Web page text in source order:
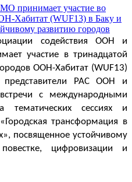
содействия ООН и
участие в тринадцатой
ООН-Хабитат (WUF13)
РАС ООН и
с международными
тематических сессиях и
трансформация в
посвященное устойчивому
цифровизации и